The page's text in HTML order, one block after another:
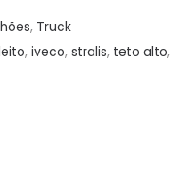
, Truck
, iveco, stralis, teto alto,